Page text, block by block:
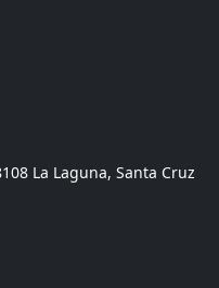
La Laguna, Santa Cruz